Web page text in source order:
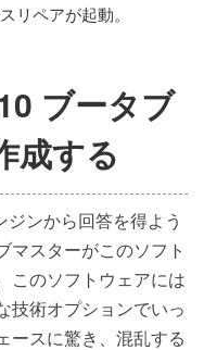
リペアが起動。
ブータブ
成する
ンから回答を得よう
マスターがこのソフト
このソフトウェアには
技術オプションでいっ
ースに驚き、混乱する